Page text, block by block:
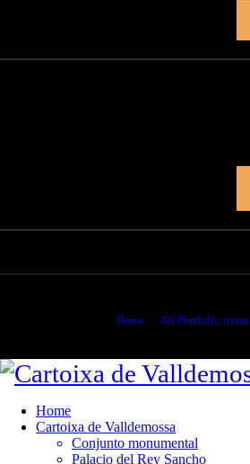
Home All Portfolio items
Home
Cartoixa de Valldemossa
Conjunto monumental
Palacio del Rey Sancho